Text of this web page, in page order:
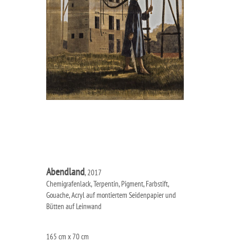
Abendland, 2017
Chemigrafenlack, Terpentin, Pigment, Farbstift,
Gouache, Acryl auf montiertem Seidenpapier und
Bütten auf Leinwand
165 cm x 70 cm